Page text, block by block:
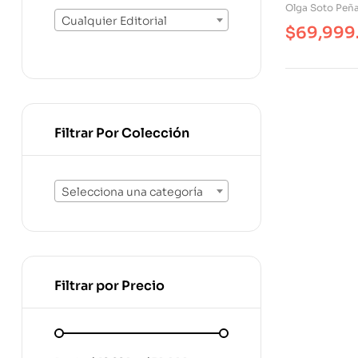
Paliativos
Olga Soto Peña
$
Cualquier Editorial
Filtrar Por Colección
Selecciona una categoría
Filtrar por Precio